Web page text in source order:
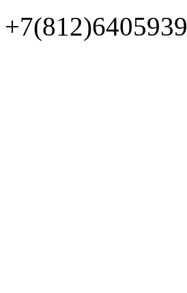
+7(812)6405939